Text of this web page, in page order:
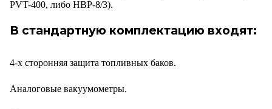
PVT-400, либо HВР-8/3).
В стандартную комплектацию входят:
4-х сторонняя защита топливных баков.
Аналоговые вакуумометры.